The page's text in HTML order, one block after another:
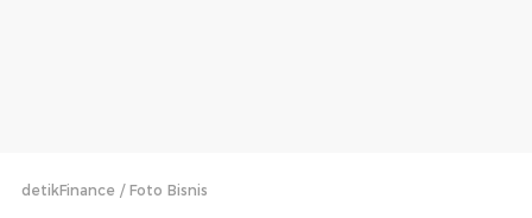
detikFinance Foto Bisnis